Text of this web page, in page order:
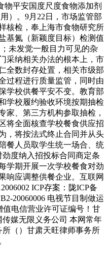
物平安国度尺度食物添加剂
）。9月22日，市场监管部
核检，奉上海市食物研究所
基氮（新颖度目标）检测值
；未发觉一般目力可见的杂
采纳相关办法的根本上，市
全数封存处置，相关市级部
过程进行质量监管，同时由
学校供餐平安不变。教育部
学校履约验收环境按期抽检
家、第三方机构参取抽检，
将全面核查学校餐食供应招
，将按法式终止合同并从头
餐人员取学生统一场合、统
度纳入招投标合同商定条
学期开展一次学校餐食对劲
响应调整供餐企业。互联网
ICP存案：陇ICP备
20060006 电视节目制做运
值电信营业许可证编号！甘
传媒无限义务公司 本网常年
（）甘肃天旺律师事务所